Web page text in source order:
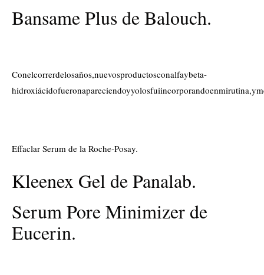
Bansame Plus de Balouch.
Conelcorrerdelosaños,nuevosproductosconalfaybeta-
Effaclar Serum de la Roche-Posay.
Kleenex Gel de Panalab.
Serum Pore Minimizer de
Eucerin.